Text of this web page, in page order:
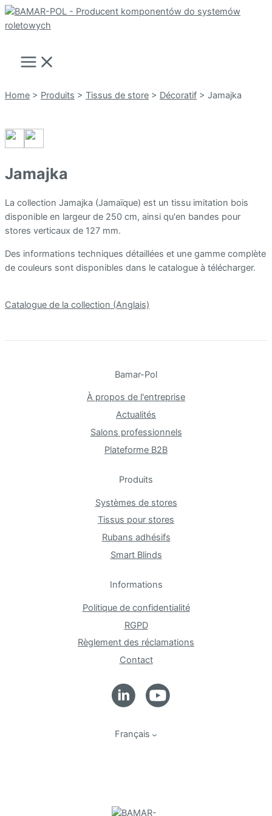
Aller
au
Main
Menu
Home > Produits > Tissus de store > Décoratif > Jamajka
Jamajka
La collection Jamajka (Jamaïque) est un tissu imitation bois
disponible en largeur de 250 cm, ainsi qu'en bandes pour
stores verticaux de 127 mm.
Des informations techniques détaillées et une gamme complète
de couleurs sont disponibles dans le catalogue à télécharger.
Catalogue de la collection (Anglais)
Bamar-Pol
À propos de l'entreprise
Actualités
Salons professionnels
Plateforme B2B
Produits
Systèmes de stores
Tissus pour stores
Rubans adhésifs
Smart Blinds
Informations
Politique de confidentialité
RGPD
Règlement des réclamations
Contact
Français